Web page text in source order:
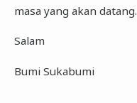
masa yang akan datang.
Salam
Bumi Sukabumi